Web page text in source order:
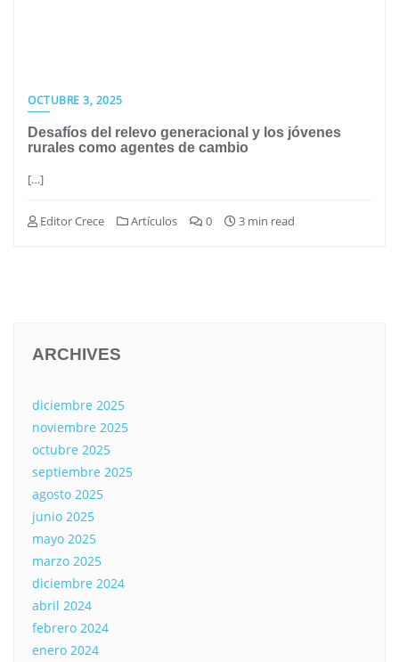
OCTUBRE 3, 2025
Desafíos del relevo generacional y los jóvenes
rurales como agentes de cambio
[…]
Editor Crece Artículos 0 3 min read
ARCHIVES
diciembre 2025
noviembre 2025
octubre 2025
septiembre 2025
agosto 2025
junio 2025
mayo 2025
marzo 2025
diciembre 2024
abril 2024
febrero 2024
enero 2024